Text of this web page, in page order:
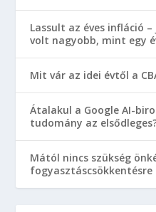
Lassult az éves infláció
volt nagyobb, mint egy
Mit vár az idei évtől a
Átalakul a Google AI-
tudomány az
Mától nincs szükség
fogyasztáscsökkentésre